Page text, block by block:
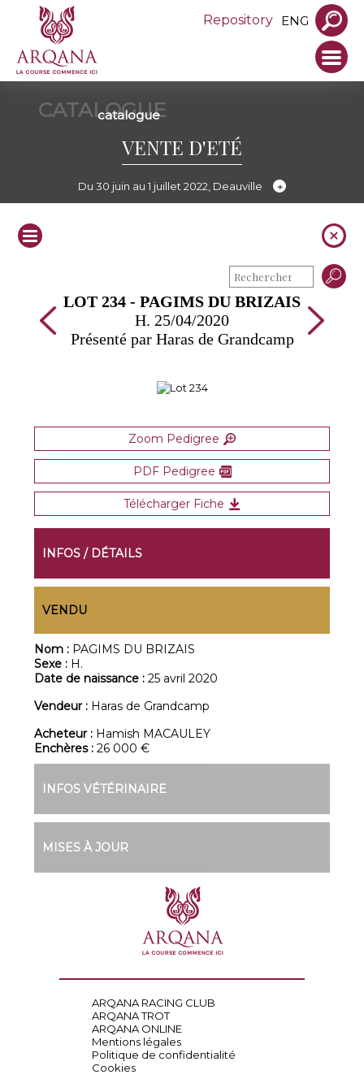
Repository ENG
CATALOGUE
catalogue
VENTE D'ETÉ
Du 30 juin au 1 juillet 2022, Deauville
LOT 234 - PAGIMS DU BRIZAIS
H. 25/04/2020
Présenté par Haras de Grandcamp
Zoom Pedigree
PDF Pedigree
Télécharger Fiche
INFOS / DÉTAILS
VENDU
Nom : PAGIMS DU BRIZAIS
Sexe : H.
Date de naissance :25 avril 2020
Vendeur : Haras de Grandcamp
Acheteur : Hamish MACAULEY
Enchères :26 000 €
INFOS VÉTÉRINAIRE
MISES À JOUR
ARQANA RACING CLUB
ARQANA TROT
ARQANA ONLINE
Mentions légales
Politique de confidentialité
Cookies